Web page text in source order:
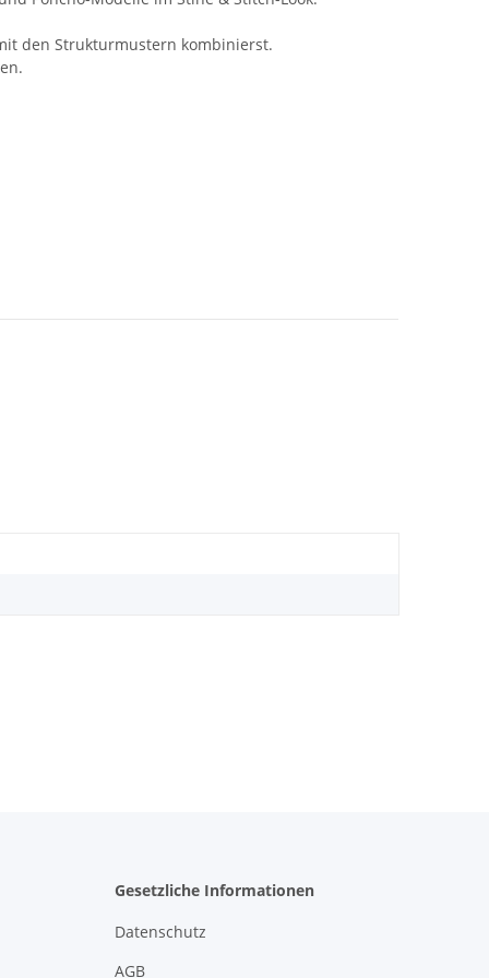
den Strukturmustern kombinierst.
Gesetzliche Informationen
Datenschutz
AGB